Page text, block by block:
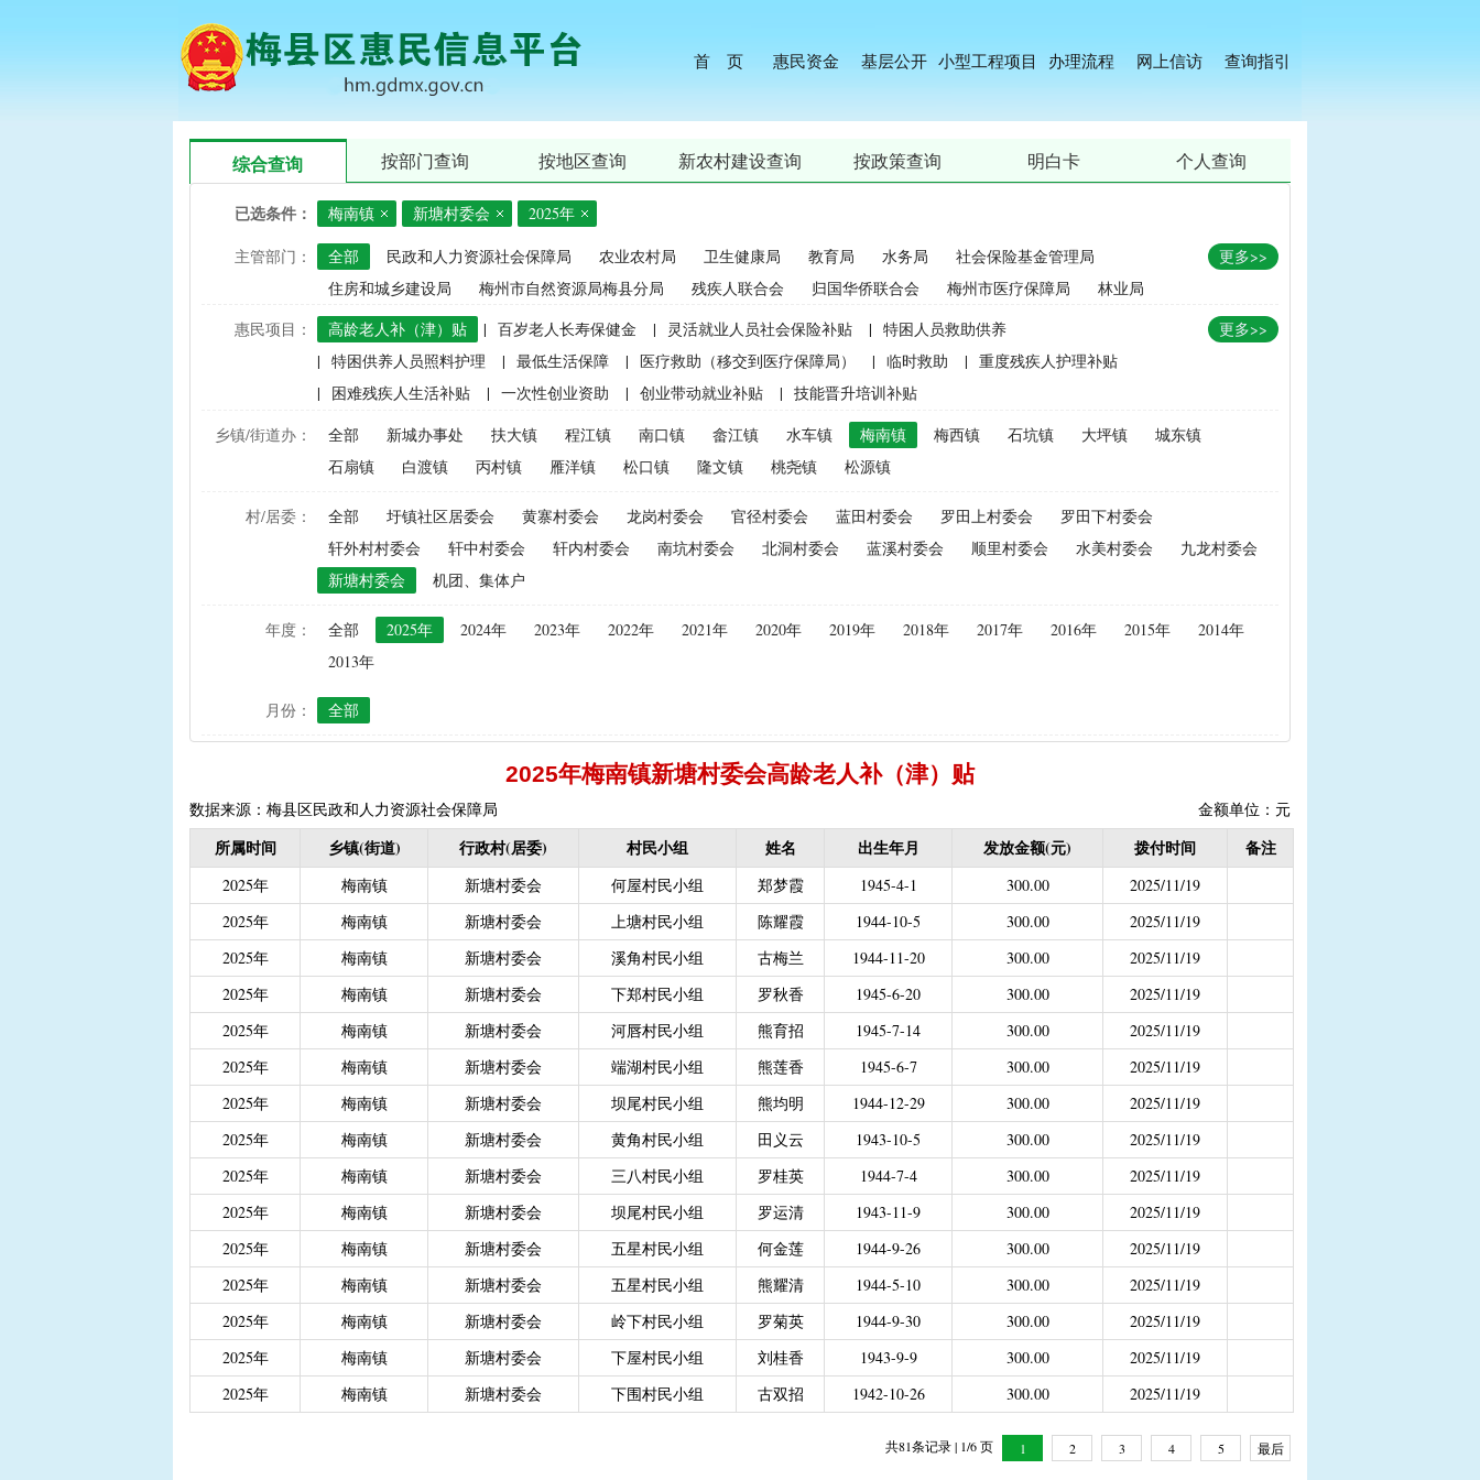
首 页 惠民资金 基层公开 小型工程项目 办理流程 网上信访 查询指引
综合查询 按部门查询 按地区查询 新农村建设查询 按政策查询 明白卡 个人查询
已选条件： 梅南镇 新塘村委会 2025年
主管部门： 全部 民政和人力资源社会保障局 农业农村局 卫生健康局 教育局 水务局
社会保险基金管理局
住房和城乡建设局
梅州市自然资源局梅县分局 残疾人联合会 归国华侨联合会 梅州市医疗保障局 林业局
更多>>
惠民项目： 高龄老人补（津）贴 | 百岁老人长寿保健金 | 灵活就业人员社会保险补贴 | 特困人员救助供养
| 特困供养人员照料护理 | 最低生活保障 | 医疗救助（移交到医疗保障局） | 临时救助 | 重度残疾人护理补贴
|
困难残疾人生活补贴 | 一次性创业资助 | 创业带动就业补贴 | 技能晋升培训补贴
建档立卡家庭经济困难学生精准资助（2021年秋季学期起不再实施） | 中等职业学校国家助学金 | 畜牧品种改良经费
中央财政水稻、玉米、小麦良种补贴（2015年更改为“耕地地力保护补贴”） | 屠宰环节病害猪无害化处理补助
农资综合直补及种粮直补（2015年更改为“耕地地力保护补贴”） | 优质后备母奶牛饲养补贴 | 政策性能繁母猪保险费补贴
禁渔渔民生产生活补助 | 建档立卡贫困户 政策性家禽、生猪养殖保险保费补贴 | 农机购置补贴 |
耕地地力保护补贴
“两不具备”贫困村庄搬迁（已结束）
省定贫困村创建社会主义新农村示范村建设项目计划表
接生员和赤脚医生生活困难补助资金
计划生育家庭特别扶助（2013年至2020年按季度公开）
| 城镇独生子女父母计划生育奖励 | 农村计划生育节育奖励（农村纯生二女结扎户奖励（2013年至2020年按季度公开））
义务教育阶段家庭经济困难学生生活费补助 | 普通高中国家助学金 | 中等职业学校国家助学金
| 普通高中建档立卡和非建档立卡免学杂费补助
高中残疾学生免学杂费补助（合并到“普通高中建档立卡和非建档立卡免学杂费补助”）
中等职业学校学生免学费补助
| 学前教育资助 | 建档立卡学生生活费（2016年至2021年，已结束） | 大中型水库移民后期扶持资金
| 城乡居民保险养老金 | 农村危房改造 | 基本农田保护经济补偿 | 残疾人自主创业就业
| 重度残疾人护理补贴（2013年至2016年，已移至民政局） | 重度残疾人医疗保险
南粤扶残助学工程（高等教育阶段残疾学生补贴） | 低保残疾人生活津贴（2013年至2016年，已移至民政局）
重度残疾人、精神和智力残疾人缴纳城乡居民基本养老保险费 | 广东省贫困归侨扶贫救助专项补助
城乡居民医保大病保险 | 城乡居民医保零星报销 | 困难群众医疗救助
城乡居民医保大病保险（2021年4月之前社保局公开的数据） | 城乡居民医保零星报销（2021年4月之前社保局公开的数据）
省级生态公益林效益补偿专项资金
更多>>
乡镇/街道办： 全部 新城办事处 扶大镇 程江镇 南口镇 畲江镇 水车镇 梅南镇 梅西镇 石坑镇 大坪镇
城东镇
石扇镇
白渡镇 丙村镇 雁洋镇 松口镇 隆文镇 桃尧镇 松源镇
村/居委： 全部 圩镇社区居委会 黄寨村委会 龙岗村委会 官径村委会 蓝田村委会 罗田上村委会
罗田下村委会
轩外村村委会
轩中村委会 轩内村委会 南坑村委会 北洞村委会 蓝溪村委会 顺里村委会 水美村委会
九龙村委会
新塘村委会
机团、集体户
年度： 全部 2025年 2024年 2023年 2022年 2021年 2020年 2019年 2018年 2017年 2016年 2015年
2014年
2013年
月份： 全部
2025年梅南镇新塘村委会高龄老人补（津）贴
数据来源：梅县区民政和人力资源社会保障局 金额单位：元
所属时间 乡镇(街道) 行政村(居委) 村民小组 姓名 出生年月 发放金额(元) 拨付时间 备注
2025年 梅南镇 新塘村委会 何屋村民小组 郑梦霞 1945-4-1 300.00
2025/11/19
2025年
梅南镇 新塘村委会 上塘村民小组 陈耀霞 1944-10-5 300.00
2025/11/19
2025年
梅南镇 新塘村委会 溪角村民小组 古梅兰 1944-11-20 300.00
2025/11/19
2025年
梅南镇 新塘村委会 下郑村民小组 罗秋香 1945-6-20 300.00
2025/11/19
2025年
梅南镇 新塘村委会 河唇村民小组 熊育招 1945-7-14 300.00
2025/11/19
2025年
梅南镇 新塘村委会 端湖村民小组 熊莲香 1945-6-7 300.00
2025/11/19
2025年
梅南镇 新塘村委会 坝尾村民小组 熊均明 1944-12-29 300.00
2025/11/19
2025年
梅南镇 新塘村委会 黄角村民小组 田义云 1943-10-5 300.00
2025/11/19
2025年
梅南镇 新塘村委会 三八村民小组 罗桂英 1944-7-4 300.00
2025/11/19
2025年
梅南镇 新塘村委会 坝尾村民小组 罗运清 1943-11-9 300.00
2025/11/19
2025年
梅南镇 新塘村委会 五星村民小组 何金莲 1944-9-26 300.00
2025/11/19
2025年
梅南镇 新塘村委会 五星村民小组 熊耀清 1944-5-10 300.00
2025/11/19
2025年
梅南镇 新塘村委会 岭下村民小组 罗菊英 1944-9-30 300.00
2025/11/19
2025年
梅南镇 新塘村委会 下屋村民小组 刘桂香 1943-9-9 300.00
2025/11/19
2025年
梅南镇 新塘村委会 下围村民小组 古双招 1942-10-26 300.00 2025/11/19
共81条记录 | 1/6 页 1 2 3 4 5
最后